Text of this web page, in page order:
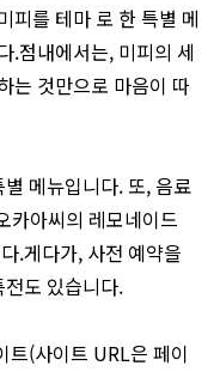
피를 테마 로 한 특별 메
.점내에서는, 미피의 세
는 것만으로 마음이 따
메뉴입니다. 또, 음료
카아씨의 레모네이드
.게다가, 사전 예약을
도 있습니다.
트(사이트 URL은 페이